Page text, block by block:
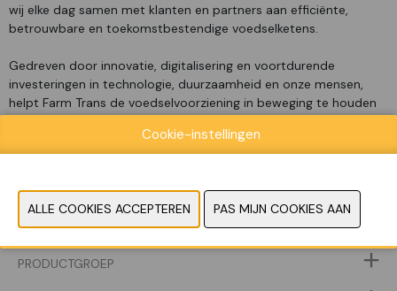
wij elke dag samen met klanten en partners aan efficiënte,
betrouwbare en toekomstbestendige voedselketens.
Gedreven door innovatie, digitalisering en voortdurende
investeringen in technologie, duurzaamheid en onze mensen,
helpt Farm Trans de voedselvoorziening in beweging te houden
WEBSITE CATALOGUS
PRODUCTGROEP
Cookie-instellingen